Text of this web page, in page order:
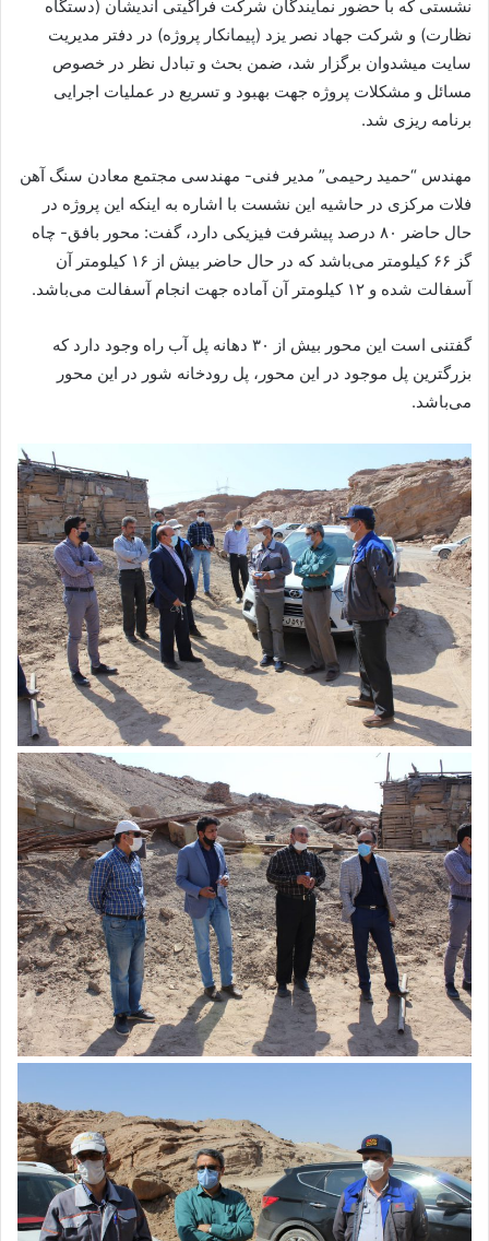
نشستی که با حضور نمایندگان شرکت فراگیتی اندیشان (دستگاه
نظارت) و شرکت جهاد نصر یزد (پیمانکار پروژه) در دفتر مدیریت
سایت میشدوان برگزار شد، ضمن بحث و تبادل نظر در خصوص
مسائل و مشکلات پروژه جهت بهبود و تسریع در عملیات اجرایی
برنامه ریزی شد.
مهندس “حمید رحیمی” مدیر فنی- مهندسی مجتمع معادن سنگ آهن
فلات مرکزی در حاشیه این نشست با اشاره به اینکه این پروژه در
حال حاضر ۸۰ درصد پیشرفت فیزیکی دارد، گفت: محور بافق- چاه
گز ۶۶ کیلومتر می‌باشد که در حال حاضر بیش از ۱۶ کیلومتر آن
آسفالت شده و ۱۲ کیلومتر آن آماده جهت انجام آسفالت می‌باشد.
گفتنی است این محور بیش از ۳۰ دهانه پل آب راه وجود دارد که
بزرگترین پل موجود در این محور، پل رودخانه شور در این محور
می‌باشد.